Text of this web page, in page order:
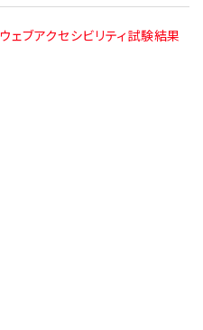
ウェブアクセシビリティ試験結果